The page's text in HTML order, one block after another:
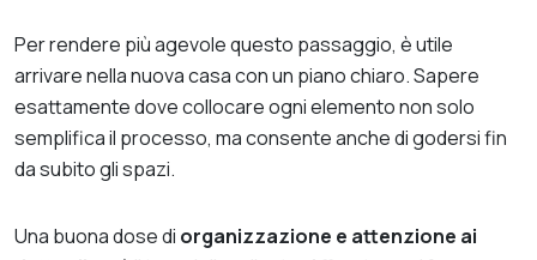
Per rendere più agevole questo passaggio, è utile
arrivare nella nuova casa con un piano chiaro. Sapere
esattamente dove collocare ogni elemento non solo
semplifica il processo, ma consente anche di godersi fin
da subito gli spazi.
Una buona dose di organizzazione e attenzione ai